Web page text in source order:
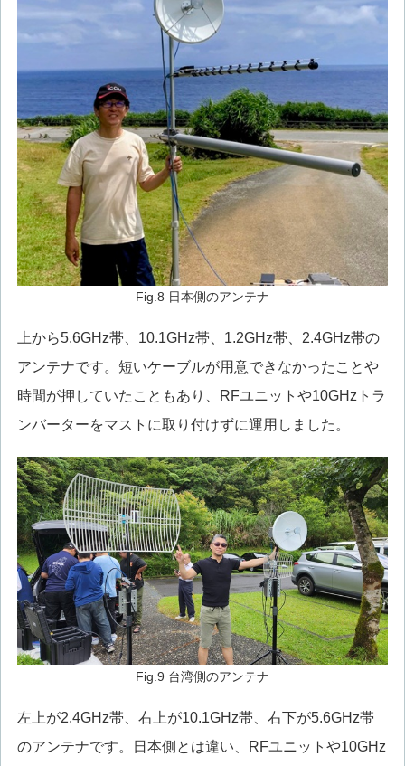
Fig.8 日本側のアンテナ
上から5.6GHz帯、10.1GHz帯、1.2GHz帯、2.4GHz帯の
アンテナです。短いケーブルが用意できなかったことや
時間が押していたこともあり、RFユニットや10GHzトラ
ンバーターをマストに取り付けずに運用しました。
Fig.9 台湾側のアンテナ
左上が2.4GHz帯、右上が10.1GHz帯、右下が5.6GHz帯
のアンテナです。日本側とは違い、RFユニットや10GHz